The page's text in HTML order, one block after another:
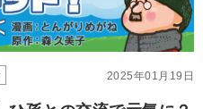
2025年01月19日